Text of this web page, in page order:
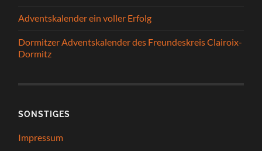
Adventskalender ein voller Erfolg
Dormitzer Adventskalender des Freundeskreis Clairoix-
Dormitz
SONSTIGES
Impressum